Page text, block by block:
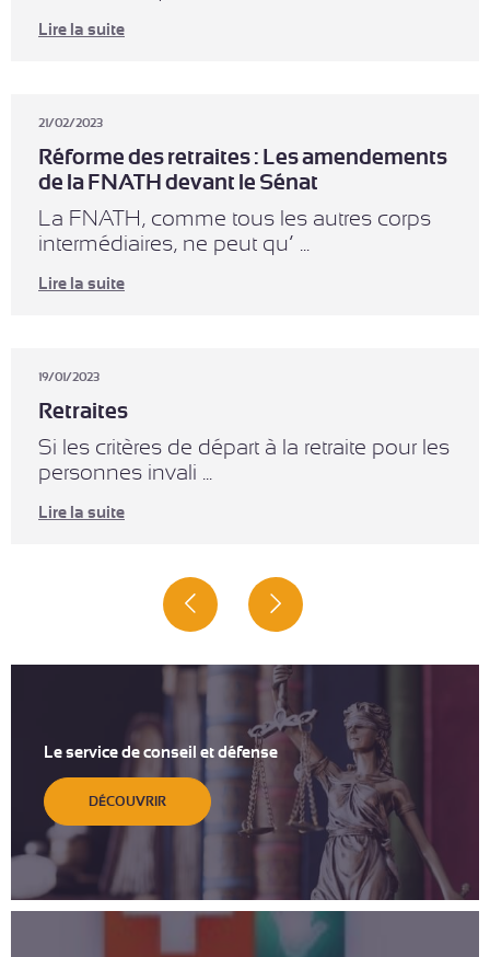
Lire la suite
21/02/2023
Réforme des retraites : Les amendements
de la FNATH devant le Sénat
La FNATH, comme tous les autres corps
intermédiaires, ne peut qu’ ...
Lire la suite
19/01/2023
Retraites
Si les critères de départ à la retraite pour les
personnes invali ...
Lire la suite
Le service de conseil et défense
DÉCOUVRIR